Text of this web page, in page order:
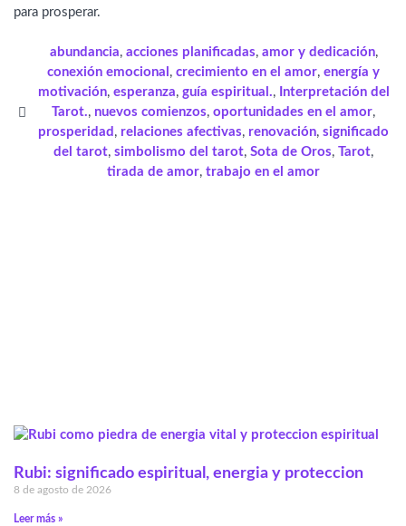
para prosperar.
abundancia, acciones planificadas, amor y dedicación,
conexión emocional ,crecimiento en el amor,energía y
motivación, esperanza, guía espiritual., Interpretación del
Tarot., nuevos comienzos,oportunidades en el amor,
prosperidad , relaciones afectivas, renovación,significado
del tarot,simbolismo del tarot,Sota de Oros,Tarot,
tirada de amor,trabajo en el amor
Rubi: significado espiritual, energia y proteccion
8 de agosto de 2026
Leer más »